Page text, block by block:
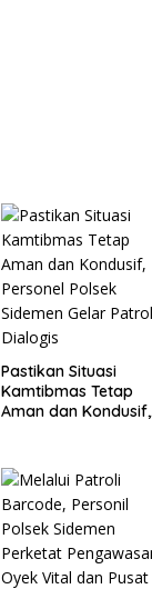
Pastikan Situasi
Kamtibmas Tetap
Aman dan Kondusif,
Dialogis